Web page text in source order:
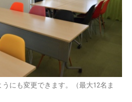
うにも変更できます。（最大12名ま